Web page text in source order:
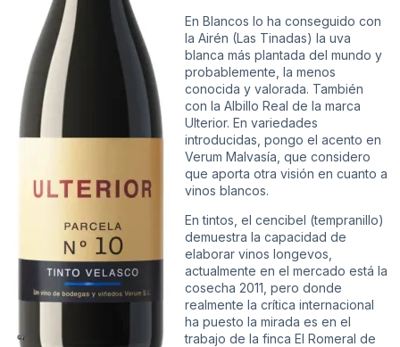
En Blancos lo ha conseguido con
la Airén (Las Tinadas) la uva
blanca más plantada del mundo y
probablemente, la menos
conocida y valorada. También
con la Albillo Real de la marca
Ulterior. En variedades
introducidas, pongo el acento en
Verum Malvasía, que considero
que aporta otra visión en cuanto a
vinos blancos.
En tintos, el cencibel (tempranillo)
demuestra la capacidad de
elaborar vinos longevos,
actualmente en el mercado está la
cosecha 2011, pero donde
realmente la crítica internacional
ha puesto la mirada es en el
trabajo de la finca El Romeral de